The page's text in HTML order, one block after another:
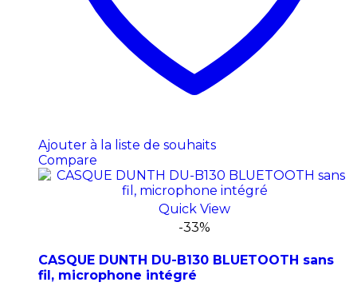
Ajouter à la liste de souhaits
Compare
Quick View
-33%
CASQUE DUNTH DU-B130 BLUETOOTH sans
fil, microphone intégré